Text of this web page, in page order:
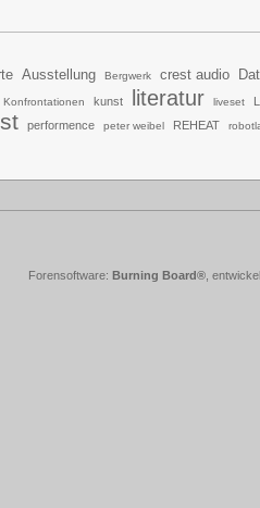
Ausstellung Bergwerk crest audio
Konfrontationen kunst literatur liveset
performence peter weibel REHEAT
Forensoftware: Burning Board® ,